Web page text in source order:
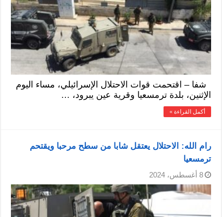
شفا – اقتحمت قوات الاحتلال الإسرائيلي، مساء اليوم
الإثنين، بلدة ترمسعيا وقرية عين يبرود، …
أكمل القراءة »
رام الله: الاحتلال يعتقل شابا من سطح مرحبا ويقتحم
ترمسعيا
8 أغسطس، 2024